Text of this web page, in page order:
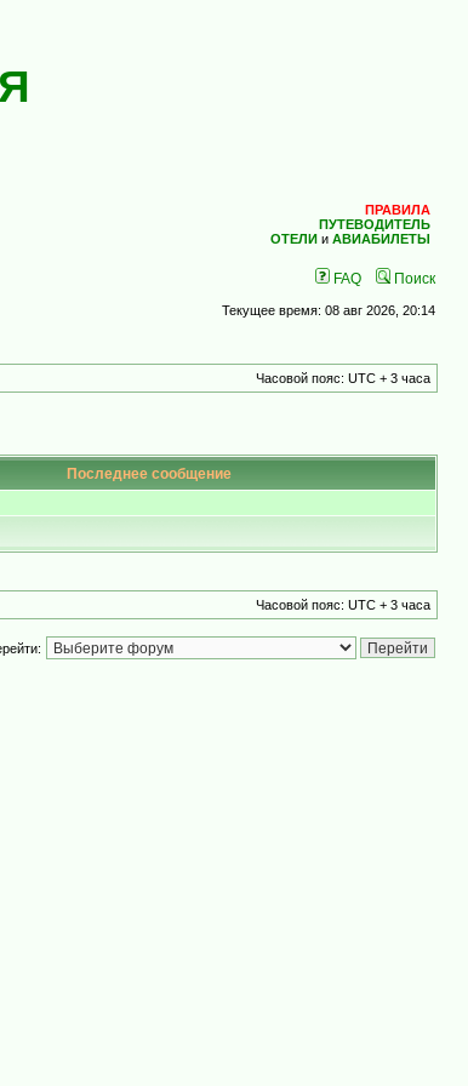
ПРАВИЛА
ПУТЕВОДИТЕЛЬ
ОТЕЛИ и АВИАБИЛЕТЫ
FAQ Поиск
Текущее время: 08 авг 2026, 20:14
Часовой пояс: UTC + 3 часа
Последнее сообщение
Часовой пояс: UTC + 3 часа